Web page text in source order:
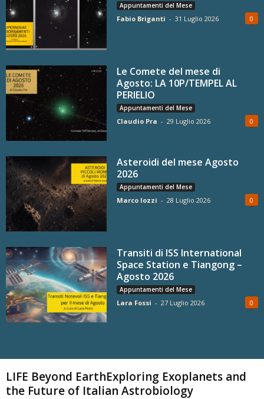
Appuntamenti del Mese
Fabio Briganti - 31 Luglio 2026 0
Le Comete del mese di
Agosto: LA 10P/TEMPEL AL
PERIELIO
Appuntamenti del Mese
Claudio Pra - 29 Luglio 2026 0
Asteroidi del mese Agosto
2026
Appuntamenti del Mese
Marco Iozzi - 28 Luglio 2026 0
Transiti di ISS International
Space Station e Tiangong –
Agosto 2026
Appuntamenti del Mese
Lara Fossi - 27 Luglio 2026 0
LIFE Beyond EarthExploring Exoplanets and
the Future of Italian Astrobiology